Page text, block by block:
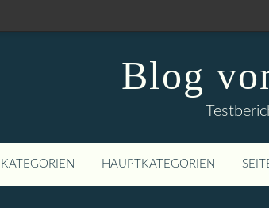
Blog
KATEGORIEN HAUPTKATEGORIEN